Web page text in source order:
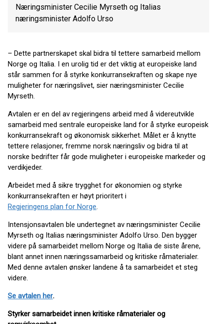
Næringsminister Cecilie Myrseth og Italias
næringsminister Adolfo Urso
– Dette partnerskapet skal bidra til tettere samarbeid mellom
Norge og Italia. I en urolig tid er det viktig at europeiske land
står sammen for å styrke konkurransekraften og skape nye
muligheter for næringslivet, sier næringsminister Cecilie
Myrseth.
Avtalen er en del av regjeringens arbeid med å videreutvikle
samarbeid med sentrale europeiske land for å styrke europeisk
konkurransekraft og økonomisk sikkerhet. Målet er å knytte
tettere relasjoner, fremme norsk næringsliv og bidra til at
norske bedrifter får gode muligheter i europeiske markeder og
verdikjeder.
Arbeidet med å sikre trygghet for økonomien og styrke
konkurransekraften er høyt prioritert i
Regjeringens plan for Norge.
Intensjonsavtalen ble undertegnet av næringsminister Cecilie
Myrseth og Italias næringsminister Adolfo Urso. Den bygger
videre på samarbeidet mellom Norge og Italia de siste årene,
blant annet innen næringssamarbeid og kritiske råmaterialer.
Med denne avtalen ønsker landene å ta samarbeidet et steg
videre.
Se avtalen her.
Styrker samarbeidet innen kritiske råmaterialer og